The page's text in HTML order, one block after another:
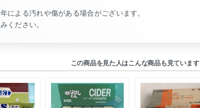
による汚れや傷がある場合がございます。
ください。
この商品を見た人はこんな商品も見ています